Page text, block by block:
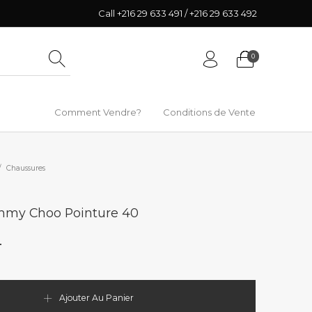
Call +216 29 633 491 / +216 29 633 492
0
Comment Vendre? Conditions de Vente
Chaussures
Choo Pointure 40
Ajouter Au Panier